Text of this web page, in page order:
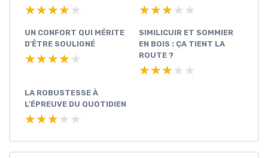
★★★★★
★★★★★ ★★★★★
★★★★★
UN CONFORT QUI MÉRITE
D'ÊTRE SOULIGNÉ
★★★★★
★★★★★
SIMILICUIR ET SOMMIER
EN BOIS : ÇA TIENT LA
ROUTE ?
★★★★★
★★★★★
LA ROBUSTESSE À
L'ÉPREUVE DU QUOTIDIEN
★★★★★
★★★★★